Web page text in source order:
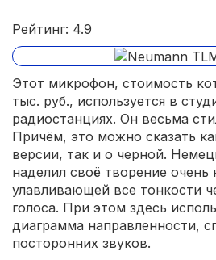
Рейтинг: 4.9
Этот микрофон, стоимость
тыс. руб., используется в
радиостанциях. Он весьма
Причём, это можно сказать
версии, так и о черной.
наделил своё творение
улавливающей все тонкости
голоса. При этом здесь
диаграмма направленности,
посторонних звуков.